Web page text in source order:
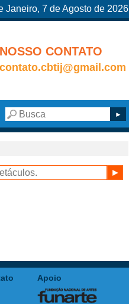
Janeiro, 7 de Agosto de 2026
NOSSO CONTATO
contato.cbtij@gmail.com
Apoio